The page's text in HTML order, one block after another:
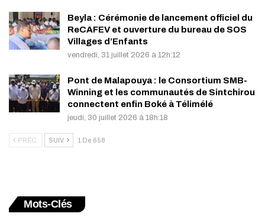
Beyla : Cérémonie de lancement officiel du
ReCAFEV et ouverture du bureau de SOS
Villages d’Enfants
vendredi, 31 juillet 2026 à 12h:12
Pont de Malapouya : le Consortium SMB-
Winning et les communautés de Sintchirou
connectent enfin Boké à Télimélé
jeudi, 30 juillet 2026 à 18h:18
PRÉC. SUIV. 1 De 658
Mots-Clés